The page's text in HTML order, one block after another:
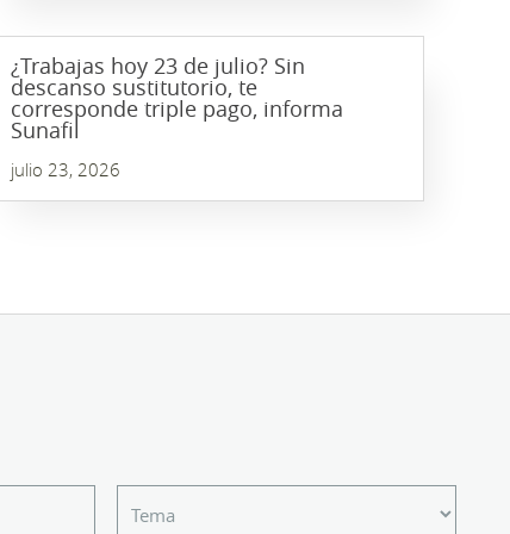
¿Trabajas hoy 23 de julio? Sin
descanso sustitutorio, te
corresponde triple pago, informa
Sunafil
julio 23, 2026